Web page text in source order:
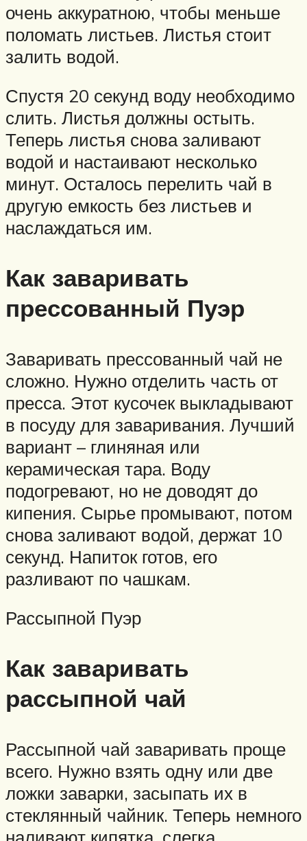
очень аккуратною, чтобы меньше
поломать листьев. Листья стоит
залить водой.
Спустя 20 секунд воду необходимо
слить. Листья должны остыть.
Теперь листья снова заливают
водой и настаивают несколько
минут. Осталось перелить чай в
другую емкость без листьев и
наслаждаться им.
Как заваривать
прессованный Пуэр
Заваривать прессованный чай не
сложно. Нужно отделить часть от
пресса. Этот кусочек выкладывают
в посуду для заваривания. Лучший
вариант – глиняная или
керамическая тара. Воду
подогревают, но не доводят до
кипения. Сырье промывают, потом
снова заливают водой, держат 10
секунд. Напиток готов, его
разливают по чашкам.
Рассыпной Пуэр
Как заваривать
рассыпной чай
Рассыпной чай заваривать проще
всего. Нужно взять одну или две
ложки заварки, засыпать их в
стеклянный чайник. Теперь немного
наливают кипятка, слегка